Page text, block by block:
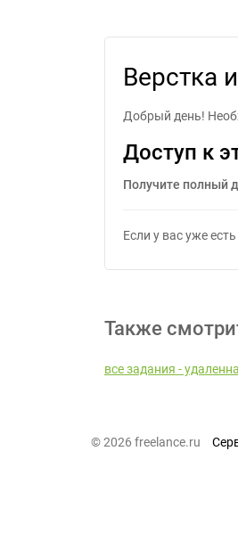
Верстка
Добрый день!
Доступ к
Получите полный
Если у вас уже
Также
все задания -
© 2026 freelance.ru